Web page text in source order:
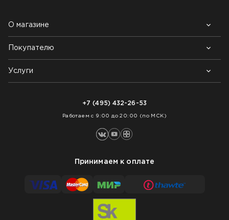
О магазине
Почему выбирают нас
Контакты
Блог
Покупателю
Возврат товара
Как заказать
Услуги
+7 (495) 432-26-53
Работаем с 9:00 до 20:00 (по МСК)
Принимаем к оплате